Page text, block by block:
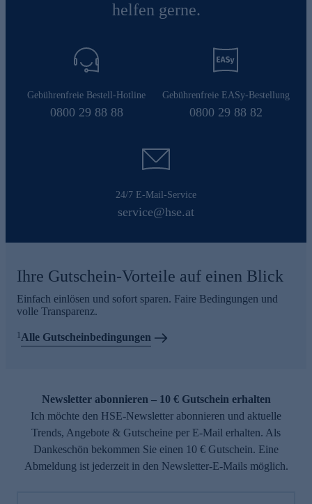
helfen gerne.
Gebührenfreie Bestell-Hotline
0800 29 88 88
Gebührenfreie EASy-Bestellung
0800 29 88 82
24/7 E-Mail-Service
service@hse.at
Ihre Gutschein-Vorteile auf einen Blick
Einfach einlösen und sofort sparen. Faire Bedingungen und
volle Transparenz.
1 Alle Gutscheinbedingungen
Newsletter abonnieren – 10 € Gutschein erhalten
Ich möchte den HSE-Newsletter abonnieren und aktuelle
Trends, Angebote & Gutscheine per E-Mail erhalten. Als
Dankeschön bekommen Sie einen 10 € Gutschein. Eine
Abmeldung ist jederzeit in den Newsletter-E-Mails möglich.